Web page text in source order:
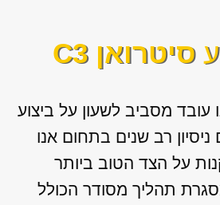
סיטרואן C3
עובד מסביב לשעון על ביצוע
רב שנים בתחום אנו
על הצד הטוב ביותר
תהליך מסודר הכולל